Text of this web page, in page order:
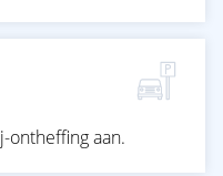
ontheffing aan.